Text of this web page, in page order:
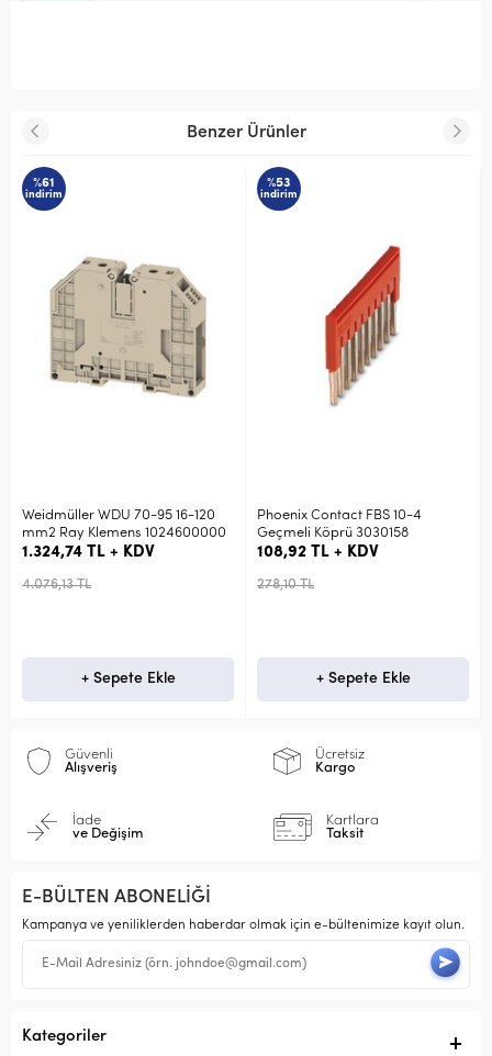
Benzer Ürünler
%61
indirim
Weidmüller WDU 70-95 16-120
mm2 Ray Klemens 1024600000
1.324,74 TL + KDV
4.076,13 TL
+ Sepete Ekle
%53
indirim
Phoenix Contact FBS 10-4
Geçmeli Köprü 3030158
108,92 TL + KDV
278,10 TL
+ Sepete Ekle
Güvenli
Alışveriş
Ücretsiz
Kargo
İade
ve Değişim
Kartlara
Taksit
E-BÜLTEN ABONELİĞİ
Kampanya ve yeniliklerden haberdar olmak için e-bültenimize kayıt olun.
Kategoriler